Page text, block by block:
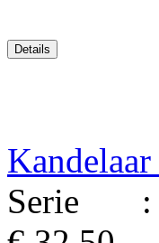
Serie :